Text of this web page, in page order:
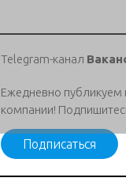
Telegram-канал
Ежедневно публикуем
компании!
Подписаться